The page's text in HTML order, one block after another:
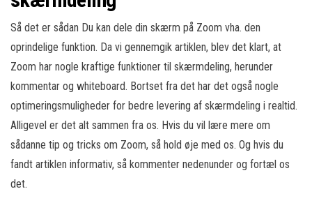
Så det er sådan Du kan dele din skærm på Zoom vha. den
oprindelige funktion. Da vi gennemgik artiklen, blev det klart, at
Zoom har nogle kraftige funktioner til skærmdeling, herunder
kommentar og whiteboard. Bortset fra det har det også nogle
optimeringsmuligheder for bedre levering af skærmdeling i realtid.
Alligevel er det alt sammen fra os. Hvis du vil lære mere om
sådanne tip og tricks om Zoom, så hold øje med os. Og hvis du
fandt artiklen informativ, så kommenter nedenunder og fortæl os
det.